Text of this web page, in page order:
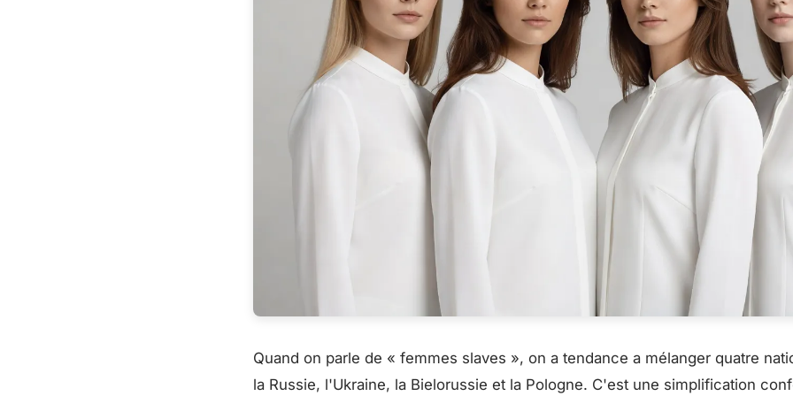
Quand on parle de « femmes slaves », on a tendance a mélanger quatre
la Russie, l'Ukraine, la Bielorussie et la Pologne. C'est une simplification